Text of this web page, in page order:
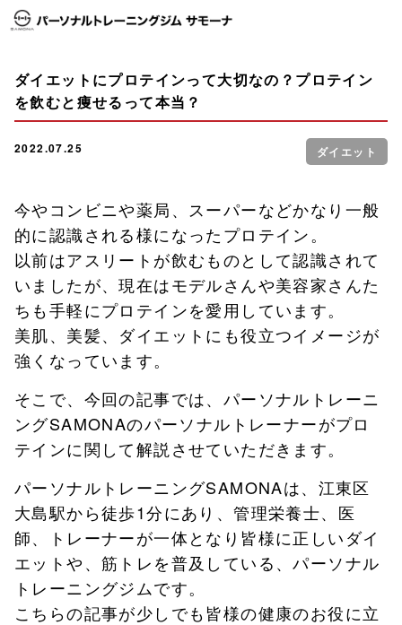
ダイエットにプロテインって大切なの？プロテイン
を飲むと痩せるって本当？
2022.07.25 ダイエット
今やコンビニや薬局、スーパーなどかなり一般
的に認識される様になったプロテイン。
以前はアスリートが飲むものとして認識されて
いましたが、現在はモデルさんや美容家さんた
ちも手軽にプロテインを愛用しています。
美肌、美髪、ダイエットにも役立つイメージが
強くなっています。
そこで、今回の記事では、パーソナルトレーニ
ングSAMONAのパーソナルトレーナーがプロ
テインに関して解説させていただきます。
パーソナルトレーニングSAMONAは、江東区
大島駅から徒歩1分にあり、管理栄養士、医
師、トレーナーが一体となり皆様に正しいダイ
エットや、筋トレを普及している、パーソナル
トレーニングジムです。
こちらの記事が少しでも皆様の健康のお役に立